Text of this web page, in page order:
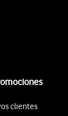
clientes